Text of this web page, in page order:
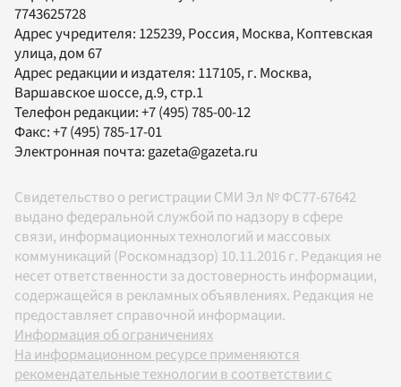
7743625728
Адрес учредителя: 125239, Россия, Москва, Коптевская
улица, дом 67
Адрес редакции и издателя: 117105, г. Москва,
Варшавское шоссе, д.9, стр.1
Телефон редакции:+7 (495) 785-00-12
Факс:+7 (495) 785-17-01
Электронная почта:gazeta@gazeta.ru
Свидетельство о регистрации СМИ Эл № ФС77-67642
выдано федеральной службой по надзору в сфере
связи, информационных технологий и массовых
коммуникаций (Роскомнадзор) 10.11.2016 г. Редакция не
несет ответственности за достоверность информации,
содержащейся в рекламных объявлениях. Редакция не
предоставляет справочной информации.
Информация об ограничениях
На информационном ресурсе применяются
рекомендательные технологии в соответствии с